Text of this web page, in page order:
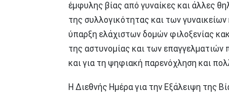
έμφυλης βίας από γυναίκες και άλλες
της συλλογικότητας και των
ύπαρξη ελάχιστων δομών φιλοξενίας
της αστυνομίας και των επαγγελματιών
και για τη ψηφιακή παρενόχληση και
Η Διεθνής Ημέρα για την Εξάλειψη της